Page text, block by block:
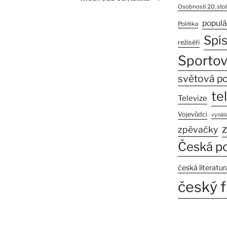
Osobnosti 20.
Politika
režiséři
světová
Televize
Vojevůdci
zpěvačky
Česká
česká
český